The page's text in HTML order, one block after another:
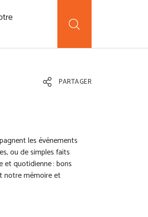
PARTAGER
les événements
ou de simples faits
et quotidienne : bons
notre mémoire et